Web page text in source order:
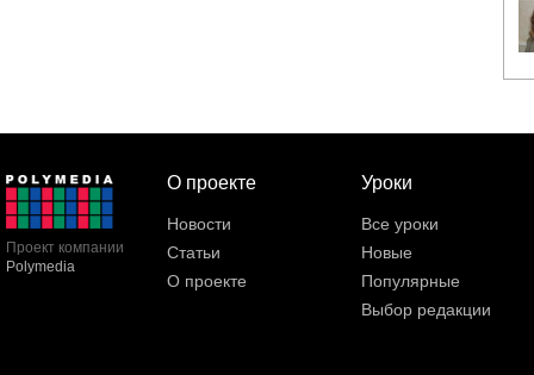
Проект компании
Polymedia
О проекте
Новости
Статьи
О проекте
Уроки
Все уроки
Новые
Популярные
Выбор редакции